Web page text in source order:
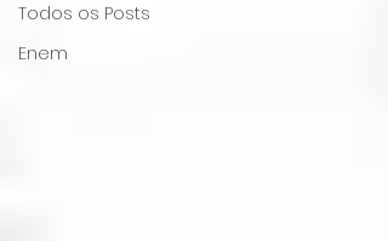
Todos os Posts
Enem